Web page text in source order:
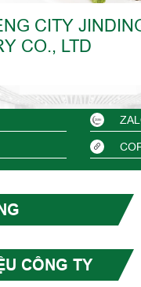
CITY
CO., LTD
CÔNG TY